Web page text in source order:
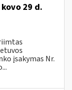
29 d.
įsakymas Nr.